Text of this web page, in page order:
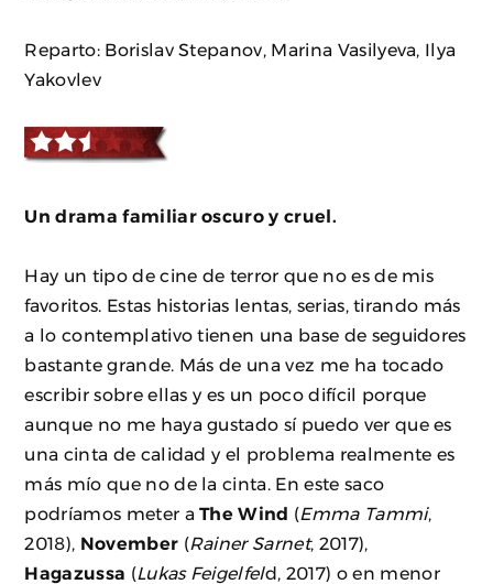
Reparto: Borislav Stepanov, Marina Vasilyeva, Ilya
Yakovlev
Un drama familiar oscuro y cruel.
Hay un tipo de cine de terror que no es de mis
favoritos. Estas historias lentas, serias, tirando más
a lo contemplativo tienen una base de seguidores
bastante grande. Más de una vez me ha tocado
escribir sobre ellas y es un poco difícil porque
aunque no me haya gustado sí puedo ver que es
una cinta de calidad y el problema realmente es
más mío que no de la cinta. En este saco
podríamos meter aThe Wind (Emma Tammi,
2018), November (Rainer Sarnet, 2017),
Hagazussa (Lukas Feigelfeld, 2017) o en menor